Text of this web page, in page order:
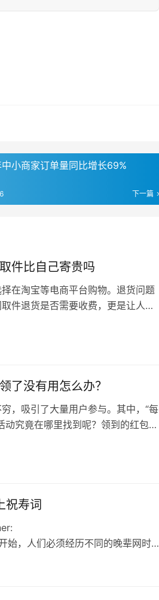
小商家订单量同比增长69%
下一篇
件比自己寄贵吗
在淘宝等电商平台购物。退货问题
件退货是否需要收费，更是让人一
了没有用怎么办？
，吸引了大量用户参与。其中，“每
究竟在哪里找到呢？领到的红包没
祝寿词
，人们必须经历不同的晚辈网时